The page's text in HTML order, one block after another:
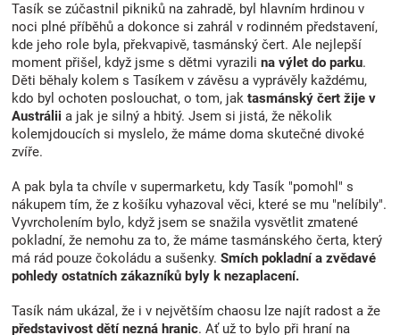
Tasík se zúčastnil pikniků na zahradě, byl hlavním hrdinou v
noci plné příběhů a dokonce si zahrál v rodinném představení,
kde jeho role byla, překvapivě, tasmánský čert. Ale nejlepší
moment přišel, když jsme s dětmi vyrazili na výlet do parku.
Děti běhaly kolem s Tasíkem v závěsu a vyprávěly každému,
kdo byl ochoten poslouchat, o tom, jak tasmánský čert žije v
Austrálii a jak je silný a hbitý. Jsem si jistá, že několik
kolemjdoucích si myslelo, že máme doma skutečné divoké
zvíře.
A pak byla ta chvíle v supermarketu, kdy Tasík "pomohl" s
nákupem tím, že z košíku vyhazoval věci, které se mu "nelíbily".
Vyvrcholením bylo, když jsem se snažila vysvětlit zmatené
pokladní, že nemohu za to, že máme tasmánského čerta, který
má rád pouze čokoládu a sušenky. Smích pokladní a zvědavé
pohledy ostatních zákazníků byly k nezaplacení.
Tasík nám ukázal, že i v největším chaosu lze najít radost a že
představivost dětí nezná hranic. Ať už to bylo při hraní na